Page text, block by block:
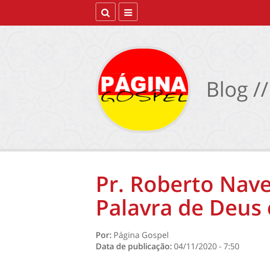
Blog //
Pr. Roberto
Palavra de Deus
Por: Página Gospel
Data de publicação:04/11/2020 - 7:50